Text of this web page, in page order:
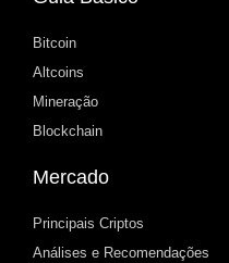
Bitcoin
Altcoins
Mineração
Blockchain
Mercado
Principais Criptos
Análises e Recomendações